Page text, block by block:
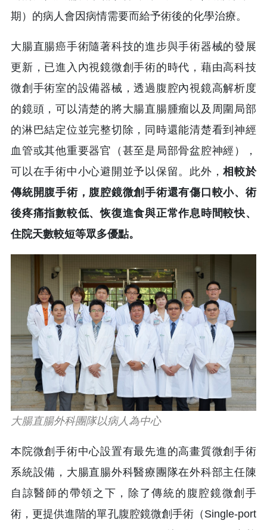
期）的病人會因病情需要而給予術後的化學治療。
大腸直腸癌手術隨著科技的進步與手術器械的發展
更新，已進入內視鏡微創手術的時代，藉由高科技
微創手術室的設備器械，透過腹腔內視鏡高解析度
的鏡頭，可以清楚的將大腸直腸腫瘤以及周圍局部
的淋巴結定位並完整切除，同時還能清楚看到神經
血管或其他重要器官（甚至是局部骨盆腔神經），
可以在手術中小心避開並予以保留。此外，相較於
傳統開腹手術，腹腔鏡微創手術還有傷口較小、術
後疼痛指數較低、恢復進食與正常作息時間較快、
住院天數較短等眾多優點。
大腸直腸外科團隊以病人為中心
本院微創手術中心設置有最先進的高畫質微創手術
系統設備，大腸直腸外科醫療團隊在外科部主任陳
自諒醫師的帶領之下，除了傳統的腹腔鏡微創手
術，更提供進階的單孔腹腔鏡微創手術（Single-port